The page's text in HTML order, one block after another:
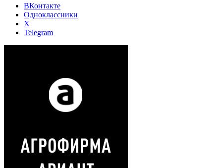
ВКонтакте
Одноклассники
X
Telegram